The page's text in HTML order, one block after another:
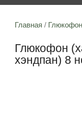
Главная /
Глюкофон
хэндпан) 8